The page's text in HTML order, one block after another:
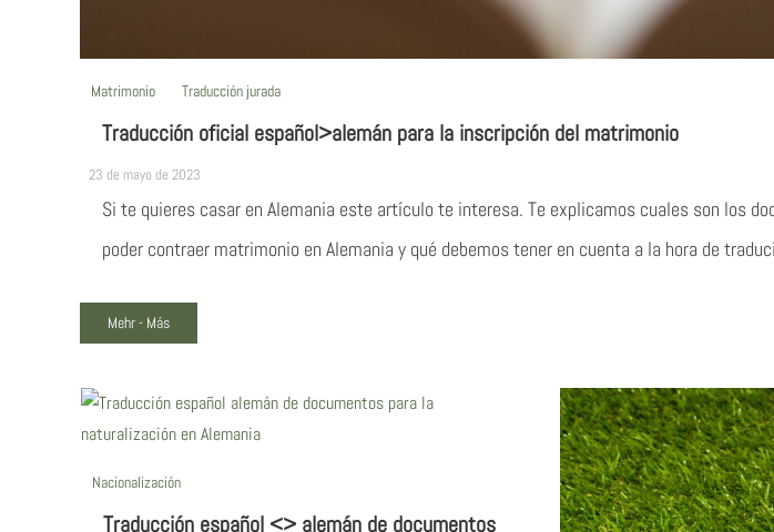
Matrimonio Traducción jurada
Traducción oficial español>alemán para la inscripción del matrimonio
23 de mayo de 2023
Si te quieres casar en Alemania este artículo te interesa. Te explicamos cuales son los
poder contraer matrimonio en Alemania y qué debemos tener en cuenta a la hora de
Mehr - Más
Nacionalización
Traducción español <> alemán de documentos